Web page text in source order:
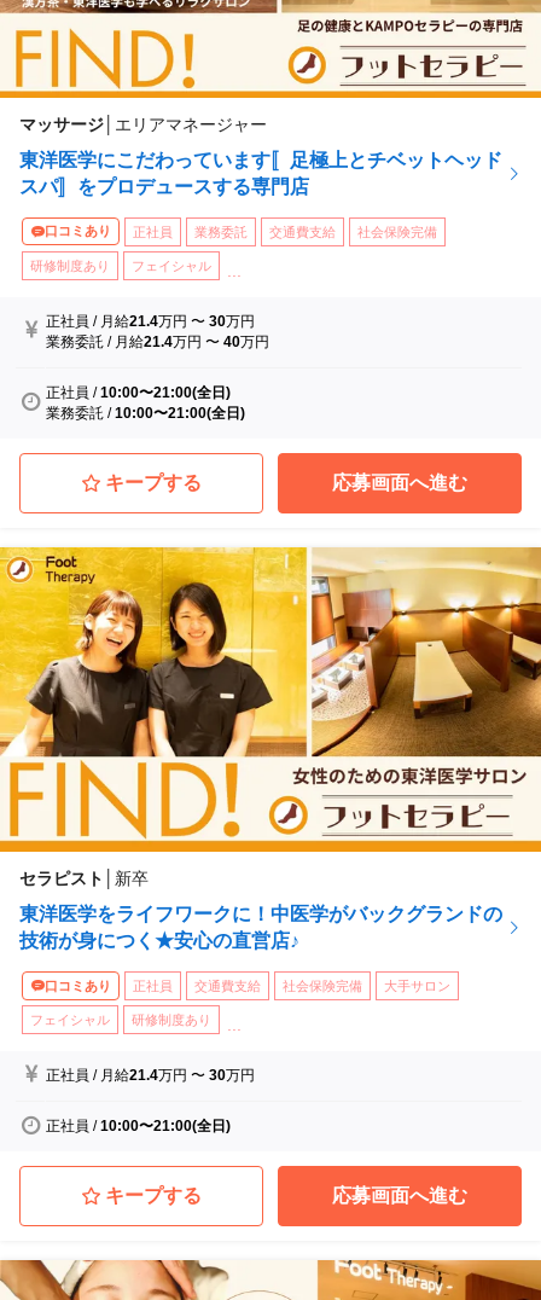
マッサージ エリアマネージャー
東洋医学にこだわっています〚足極上とチベットヘッド
スパ〛をプロデュースする専門店
口コミあり 正社員 業務委託 交通費支給 社会保険完備
研修制度あり フェイシャル
正社員 / 月給21.4万円 〜30万円
業務委託 / 月給21.4万円 〜40万円
正社員 /10:00〜21:00(全日)
業務委託 /10:00〜21:00(全日)
キープする 応募画面へ進む
セラピスト 新卒
東洋医学をライフワークに！中医学がバックグランドの
技術が身につく★安心の直営店♪
口コミあり 正社員 交通費支給 社会保険完備 大手サロン
フェイシャル 研修制度あり
正社員 / 月給21.4万円 〜30万円
正社員 /10:00〜21:00(全日)
キープする 応募画面へ進む